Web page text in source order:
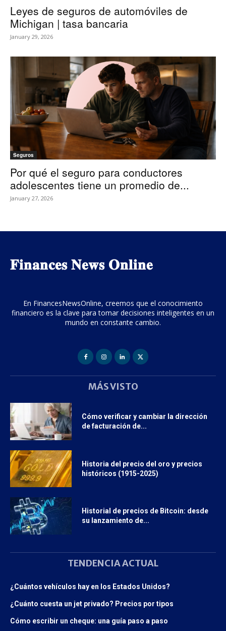
Leyes de seguros de automóviles de
Michigan | tasa bancaria
January 29, 2026
Seguros
Por qué el seguro para conductores
adolescentes tiene un promedio de...
January 27, 2026
𝐅𝐢𝐧𝐚𝐧𝐜𝐞𝐬 𝐍𝐞𝐰𝐬 𝐎𝐧𝐥𝐢𝐧𝐞
En FinancesNewsOnline, creemos que el conocimiento
financiero es la clave para tomar decisiones inteligentes en un
mundo en constante cambio.
MÁS VISTO
Cómo verificar y cambiar la dirección
de facturación de...
Historia del precio del oro y precios
históricos (1915-2025)
Historial de precios de Bitcoin: desde
su lanzamiento de...
TENDENCIA ACTUAL
¿Cuántos vehículos hay en los Estados Unidos?
¿Cuánto cuesta un jet privado? Precios por tipos
Cómo escribir un cheque: una guía paso a paso